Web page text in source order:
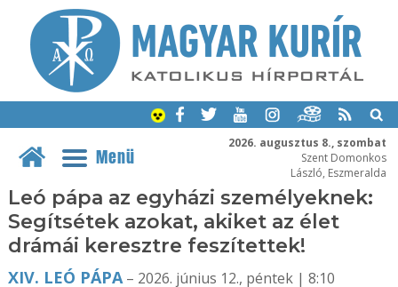
2026. augusztus 8., szombat
Szent Domonkos
László, Eszmeralda
Menü
Leó pápa az egyházi személyeknek:
Segítsétek azokat, akiket az élet
drámái keresztre feszítettek!
XIV. LEÓ PÁPA– 2026. június 12., péntek | 8:10